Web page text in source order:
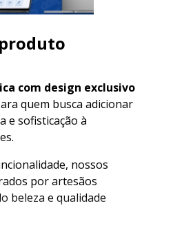
com design exclusivo
quem busca adicionar
e sofisticação à
nossos
por artesãos
beleza e qualidade